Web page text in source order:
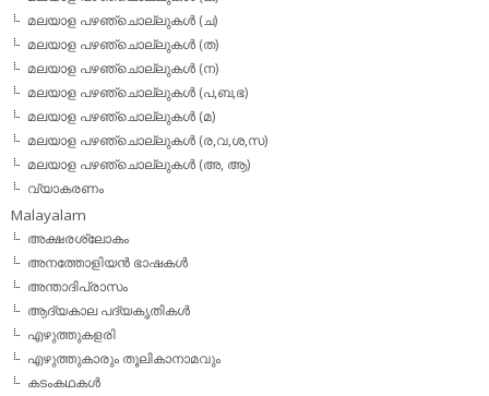
മലയാള പഴഞ്ചൊല്ലുകള്‍ (ച)
മലയാള പഴഞ്ചൊല്ലുകള്‍ (ത)
മലയാള പഴഞ്ചൊല്ലുകള്‍ (ന)
മലയാള പഴഞ്ചൊല്ലുകള്‍ (പ,ബ,ഭ)
മലയാള പഴഞ്ചൊല്ലുകള്‍ (മ)
മലയാള പഴഞ്ചൊല്ലുകള്‍ (ര,വ,ശ,സ)
മലയാള പഴഞ്ചൊല്ലുകൾ (അ, ആ)
വ്യാകരണം
Malayalam
അക്ഷരശ്ലോകം
അനത്തോളിയന്‍ ഭാഷകള്‍
അന്താദിപ്രാസം
ആദ്യകാല പദ്യകൃതികള്‍
എഴുത്തുകളരി
എഴുത്തുകാരും തൂലികാനാമവും
കടംകഥകള്‍